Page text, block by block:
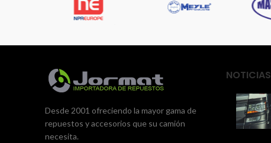
Desde 2001 ofreciendo la mayor gama de
repuestos y accesorios que su camión
necesita.
NOTICIAS